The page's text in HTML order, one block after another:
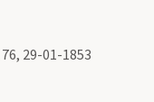
29-01-1853